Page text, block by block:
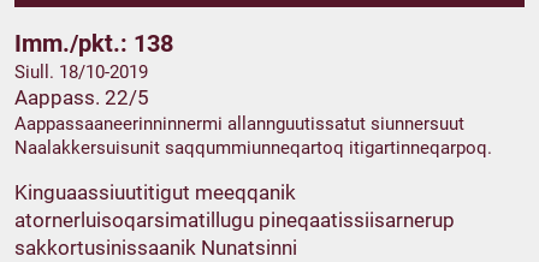
Imm./pkt.: 138
Siull. 18/10-2019
Aappass. 22/5
Aappassaaneerinninnermi allannguutissatut siunnersuut
Naalakkersuisunit saqqummiunneqartoq itigartinneqarpoq.
Kinguaassiuutitigut meeqqanik
atornerluisoqarsimatillugu pineqaatissiisarnerup
sakkortusinissaanik Nunatsinni